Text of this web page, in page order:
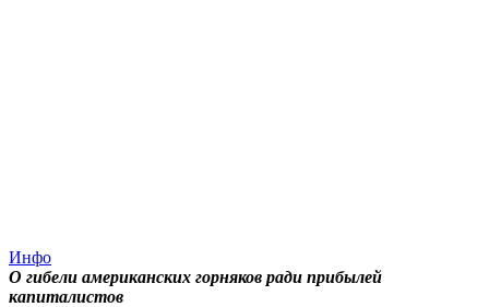
Инфо
О гибели американских горняков ради прибылей
капиталистов